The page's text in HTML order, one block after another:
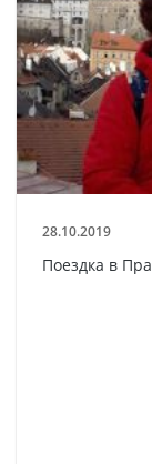
28.10.2019
Поездка в